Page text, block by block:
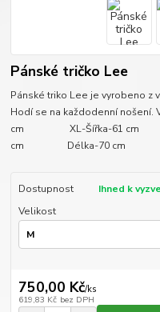
Pánské tričko Lee
Pánské triko Lee je vyrobeno z
Hodí se na každodenní
cm XL-Šířka-61 cm
cm Délka-70 cm
Dostupnost
Ihned k
Velikost
750,00 Kč/ks
619,83 Kč bez DPH